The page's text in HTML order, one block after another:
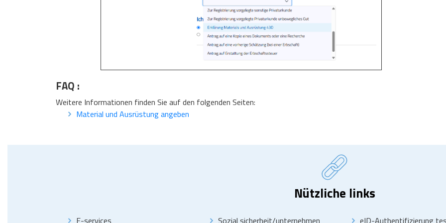
FAQ :
Weitere Informationen finden Sie auf den folgenden Seiten:
Material und Ausrüstung angeben
Nützliche links